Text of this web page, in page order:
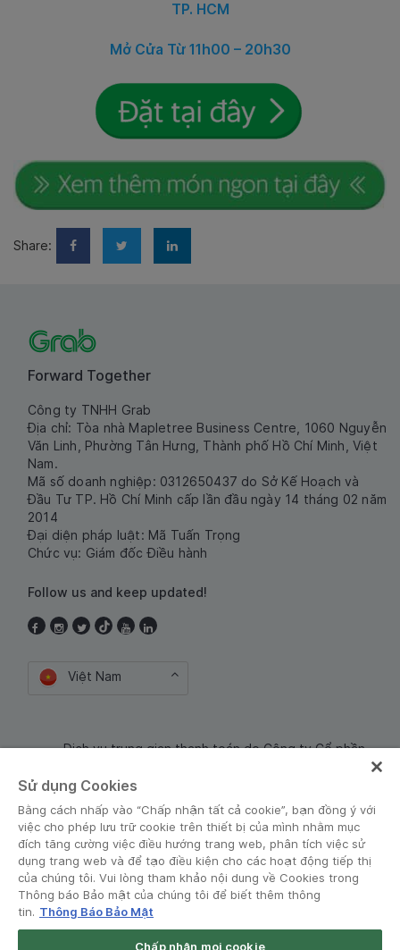
TP. HCM
Mở Cửa Từ 11h00 – 20h30
Share:
Forward Together
Công ty TNHH Grab
Địa chỉ: Tòa nhà Mapletree Business Centre, 1060 Nguyễn
Văn Linh, Phường Tân Hưng, Thành phố Hồ Chí Minh, Việt
Nam.
Mã số doanh nghiệp: 0312650437 do Sở Kế Hoạch và
Đầu Tư TP. Hồ Chí Minh cấp lần đầu ngày 14 tháng 02 năm
2014
Đại diện pháp luật: Mã Tuấn Trọng
Chức vụ: Giám đốc Điều hành
Follow us and keep updated!
Việt Nam
Dịch vụ trung gian thanh toán do Công ty Cổ phần
Sử dụng Cookies
Bằng cách nhấp vào “Chấp nhận tất cả cookie”, bạn đồng ý với
việc cho phép lưu trữ cookie trên thiết bị của mình nhằm mục
đích tăng cường việc điều hướng trang web, phân tích việc sử
dụng trang web và để tạo điều kiện cho các hoạt động tiếp thị
của chúng tôi. Vui lòng tham khảo nội dung về Cookies trong
Thông báo Bảo mật của chúng tôi để biết thêm thông
tin. Thông Báo Bảo Mật
Chấp nhận mọi cookie